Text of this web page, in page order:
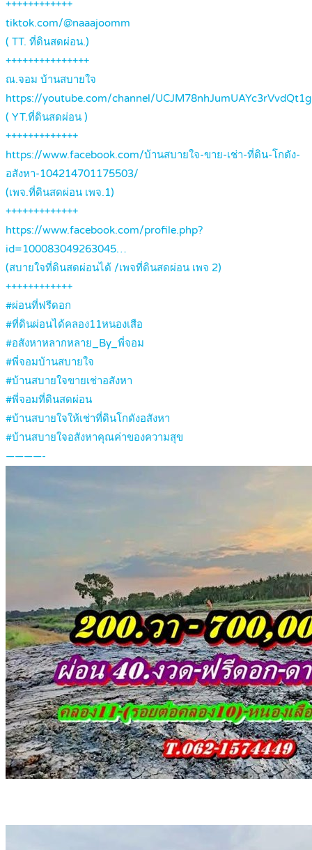
++++++++++++
tiktok.com/@naaajoomm
( TT. ที่ดินสดผ่อน.)
+++++++++++++++
ณ.จอม บ้านสบายใจ
https://youtube.com/channel/UCJM78nhJumUAYc3rVvdQt1g
( YT.ที่ดินสดผ่อน )
+++++++++++++
https://www.facebook.com/บ้านสบายใจ-ขาย-เช่า-ที่ดิน-โกดัง-
อสังหา-104214701175503/
(เพจ.ที่ดินสดผ่อน เพจ.1)
+++++++++++++
https://www.facebook.com/profile.php?
id=100083049263045…
(สบายใจที่ดินสดผ่อนได้ /เพจที่ดินสดผ่อน เพจ 2)
++++++++++++
#ผ่อนที่ฟรีดอก
#ที่ดินผ่อนได้คลอง11หนองเสือ
#อสังหาหลากหลาย_By_พี่จอม
#พี่จอมบ้านสบายใจ
#บ้านสบายใจขายเช่าอสังหา
#พี่จอมที่ดินสดผ่อน
#บ้านสบายใจให้เช่าที่ดินโกดังอสังหา
#บ้านสบายใจอสังหาคุณค่าของความสุข
————-